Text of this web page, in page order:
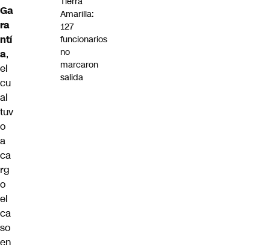
Ga
ra
ntí
a,
el
cu
al
tuv
o
a
ca
rg
o
el
ca
so
en
Amarilla:
127
funcionarios
no
marcaron
salida